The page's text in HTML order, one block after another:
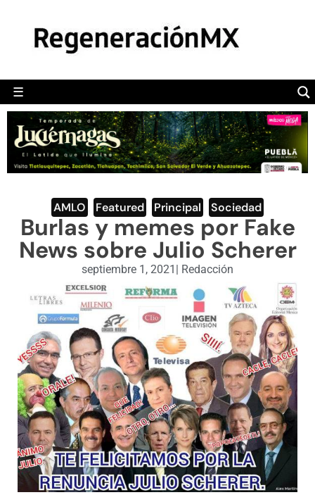
☰
POLÍTICA
CAMALEÓN
OPINIÓN
DEPORTES
ENGLISH SECTION
VIDEOS
AMLO Featured Principal Sociedad
Burlas y memes por Fake
News sobre Julio Scherer
septiembre 1, 2021 | Redacción